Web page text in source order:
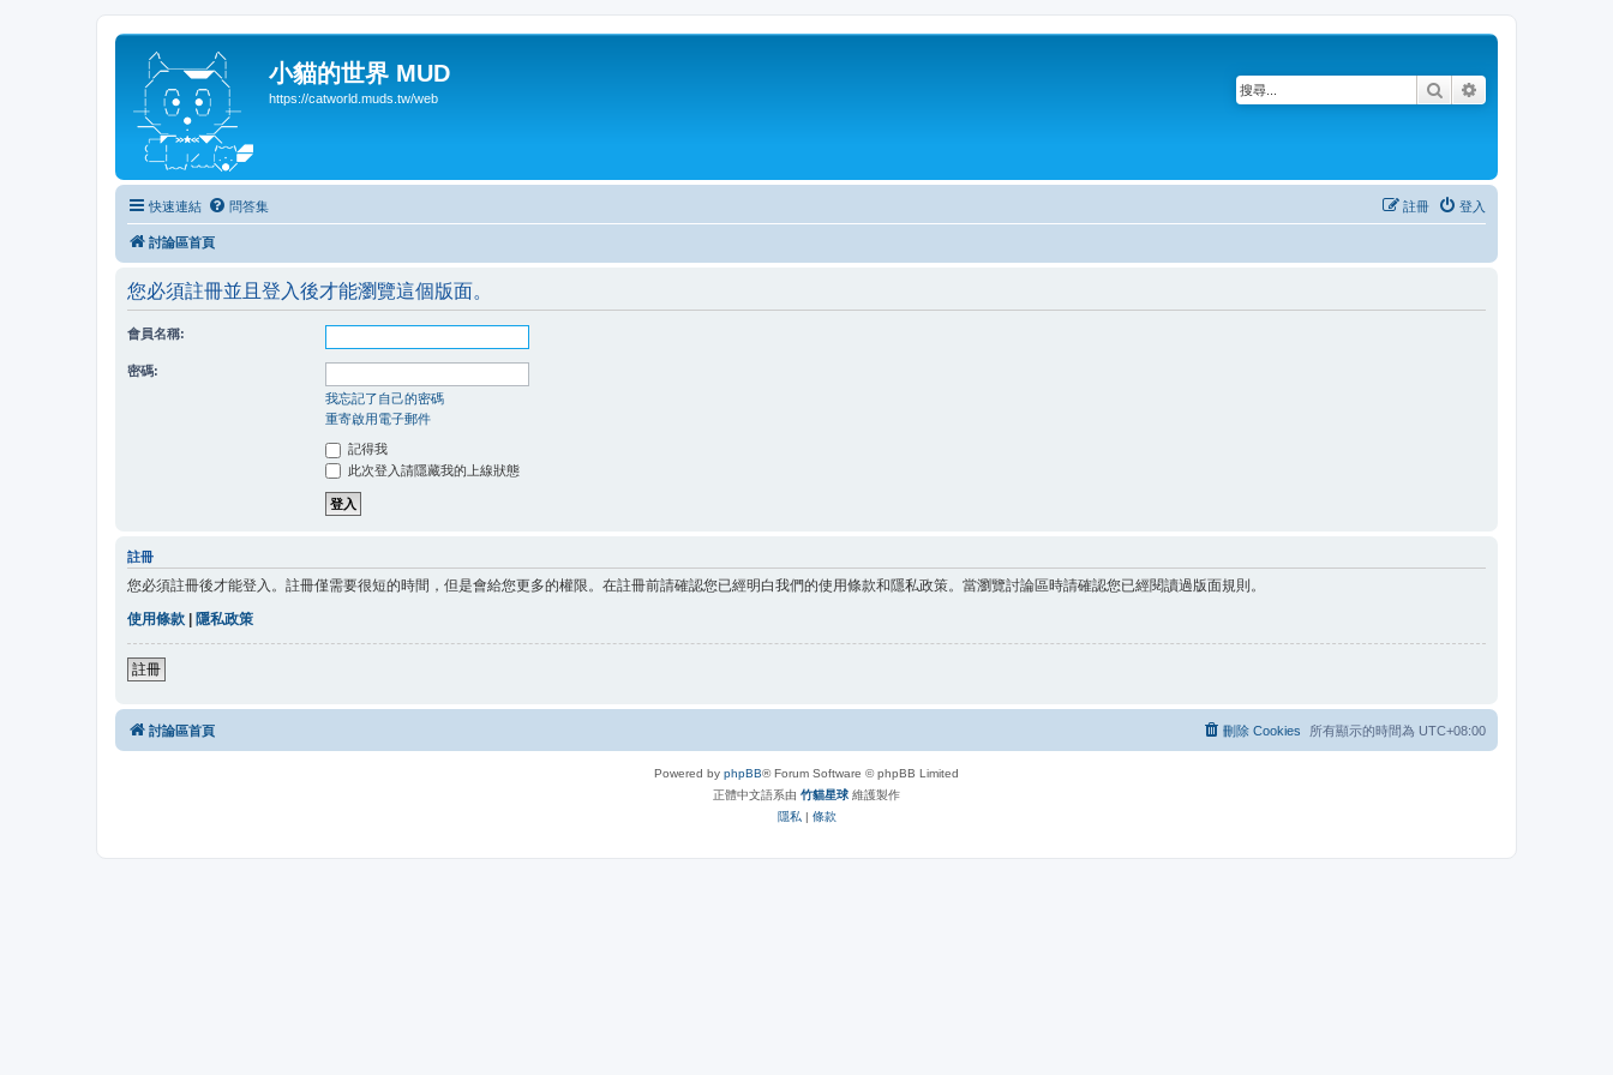
小貓的世界 MUD
https://catworld.muds.tw/web 搜尋
快速連結 問答集 登入
註冊
討論區首頁
您必須註冊並且登入後才能瀏覽這個版面。
會員名稱:
密碼:
我忘記了自己的密碼
重寄啟用電子郵件
記得我
此次登入請隱藏我的上線狀態
註冊
您必須註冊後才能登入。註冊僅需要很短的時間，但是會給您更多的權限。在註冊前請確認您已經明白我們的使用條款和隱私政策。當瀏覽討論區時請確認您已經閱讀過版面規則。
使用條款 | 隱私政策
註冊
討論區首頁 所有顯示的時間為 UTC+08:00
刪除 Cookies
Powered by phpBB® Forum Software © phpBB Limited
正體中文語系由 竹貓星球 維護製作
隱私 | 條款